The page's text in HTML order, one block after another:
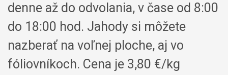
denne až do odvolania, v čase od 8:00
do 18:00 hod. Jahody si môžete
nazberať na voľnej ploche, aj vo
fóliovníkoch. Cena je 3,80 €/kg